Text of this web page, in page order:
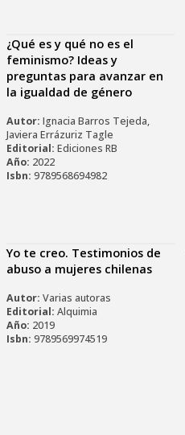
¿Qué es y qué no es el
feminismo? Ideas y
preguntas para avanzar en
la igualdad de género
Autor: Ignacia Barros Tejeda,
Javiera Errázuriz Tagle
Editorial: Ediciones RB
Año: 2022
Isbn: 9789568694982
Yo te creo. Testimonios de
abuso a mujeres chilenas
Autor: Varias autoras
Editorial: Alquimia
Año: 2019
Isbn: 9789569974519